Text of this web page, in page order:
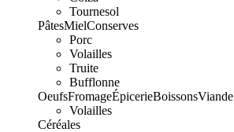
Tournesol
PâtesMielConserves
Porc
Volailles
Truite
Bufflonne
OeufsFromageÉpicerieBoissonsViande
Volailles
Céréales